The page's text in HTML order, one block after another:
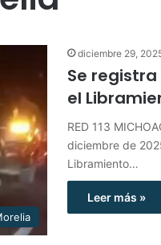
diciembre 29,
Se
el
RED 113
diciembre de
Libramiento…
Leer más »